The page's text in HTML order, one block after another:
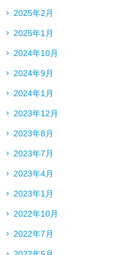
2025年2月
2025年1月
2024年10月
2024年9月
2024年1月
2023年12月
2023年8月
2023年7月
2023年4月
2023年1月
2022年10月
2022年7月